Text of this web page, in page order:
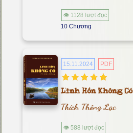
👁 1128 lượt đọc
10 Chương
15.11.2024 PDF
Linh Hồn Không Có
Thích Thông Lạc
👁 588 lượt đọc